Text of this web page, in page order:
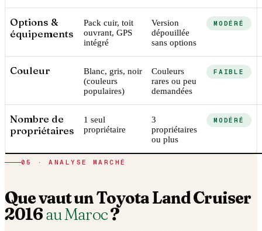
Options &
équipements
Pack cuir, toit
ouvrant, GPS
intégré
Version
dépouillée
sans options
MODÉRÉ
Couleur
Blanc, gris, noir
(couleurs
populaires)
Couleurs
rares ou peu
demandées
FAIBLE
Nombre de
propriétaires
1 seul
propriétaire
3
propriétaires
ou plus
MODÉRÉ
05 · ANALYSE MARCHÉ
Que vaut unToyotaLand Cruiser
2016au Maroc?